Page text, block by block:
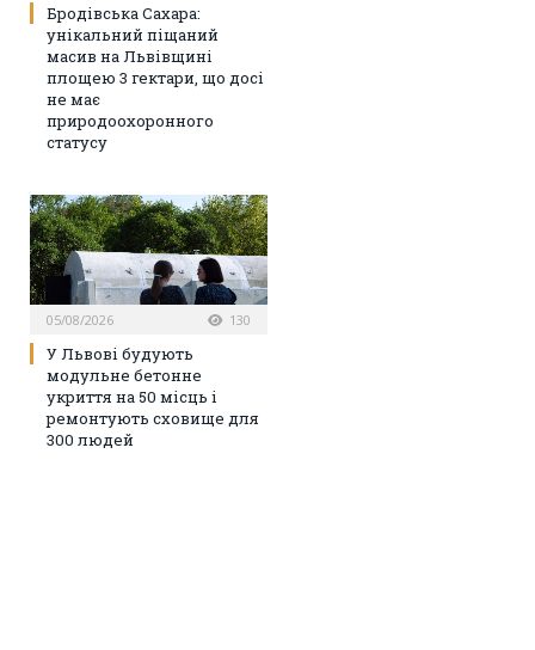
Бродівська Сахара:
унікальний піщаний
масив на Львівщині
площею 3 гектари, що досі
не має
природоохоронного
статусу
05/08/2026 130
У Львові будують
модульне бетонне
укриття на 50 місць і
ремонтують сховище для
300 людей